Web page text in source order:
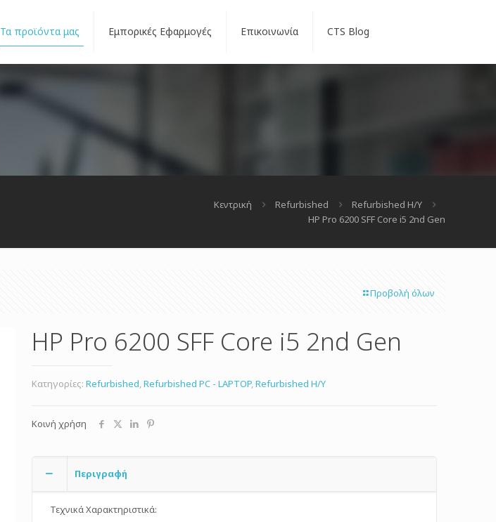
Τα προϊόντα μας Εμπορικές Εφαρμογές Επικοινωνία CTS Blog
Κεντρική Refurbished
Refurbished Η/Υ
HP Pro 6200 SFF Core i5 2nd Gen
Προβολή όλων
HP Pro 6200 SFF Core i5 2nd Gen
Κατηγορίες: Refurbished,Refurbished PC - LAPTOP,Refurbished Η/Υ
Κοινή χρήση
Περιγραφή
Τεχνικά Χαρακτηριστικά: